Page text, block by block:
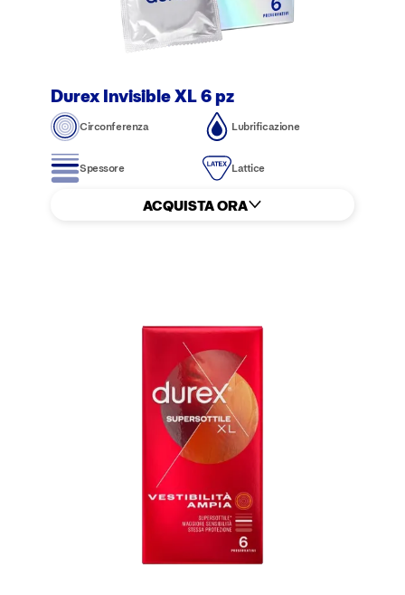
Durex Invisible XL 6 pz
Circonferenza Lubrificazione
Spessore Lattice
ACQUISTA ORA